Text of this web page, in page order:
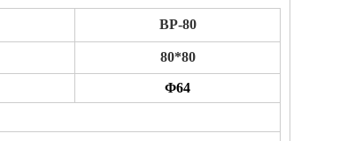
BP-80
80*80
Φ64